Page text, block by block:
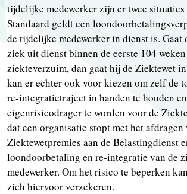
tijdelijke medewerker zijn er twee
Standaard geldt een
de tijdelijke medewerker in dienst is. Gaat
ziek uit dienst binnen de eerste 104
ziekteverzuim, dan gaat hij de Ziektewet
kan er echter ook voor kiezen om zelf de
re-integratietraject in handen te houden en
eigenrisicodrager te worden voor de
dat een organisatie stopt met het afdragen
Ziektewetpremies aan de Belastingdienst
loondoorbetaling en re-integratie van de
medewerker. Om het risico te beperken
zich hiervoor verzekeren.